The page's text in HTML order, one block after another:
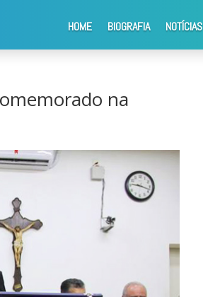
HOME BIOGRAFIA NOTÍCIAS
na Câmara Municipal
na